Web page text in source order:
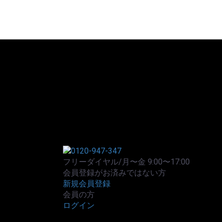
フリーダイヤル/月〜金 9:00〜17:00
会員登録がお済みではない方
新規会員登録
会員の方
ログイン